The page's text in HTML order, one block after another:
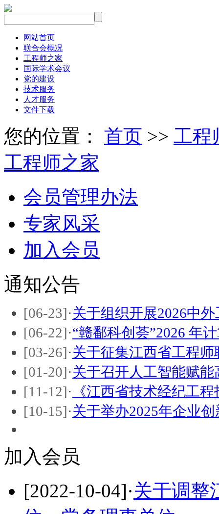
网站首页
联合会概况
工程师之家
国际学术会议
党的建设
技术服务
人才服务
文件下载
您的位置： 首页 >> 工程
工程师之家
会员管理办法
专家风采
加入会员
通知公告
[06-23]·关于组织开展2026中
[06-22]·“赣鄱科创荟”2026 年
[03-26]·关于征集江西省工程师
[01-20]·关于召开人工智能赋能
[11-12]· 《江西省技术经纪工
[10-15]·关于举办2025年企业
加入会员
[2022-10-04]·关于调整